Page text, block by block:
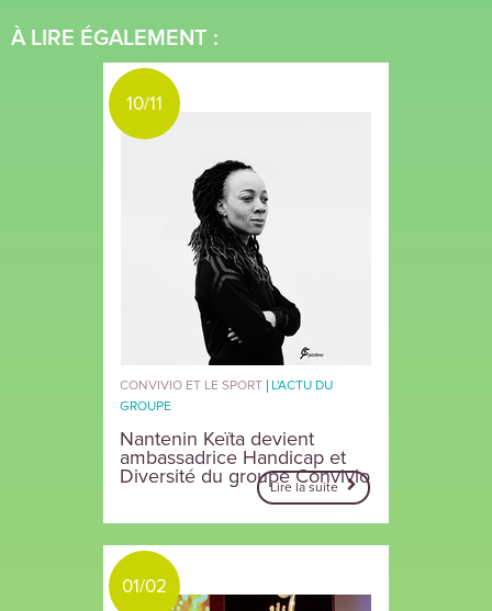
À LIRE ÉGALEMENT :
10/11
CONVIVIO ET LE SPORT
L'ACTU DU
GROUPE
Nantenin Keïta devient
ambassadrice Handicap et
Diversité du groupe Convivio
Lire la suite
01/02